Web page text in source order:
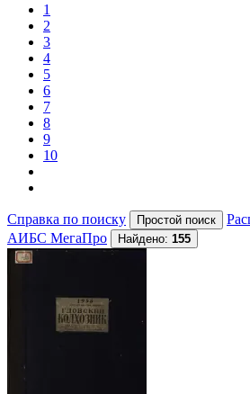
1
2
3
4
5
6
7
8
9
10
Справка по поиску
АИБС МегаПро
Найдено: 155